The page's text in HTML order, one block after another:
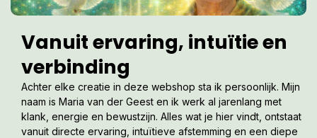
Vanuit ervaring, intuïtie en
verbinding
Achter elke creatie in deze webshop sta ik persoonlijk. Mijn
naam is Maria van der Geest en ik werk al jarenlang met
klank, energie en bewustzijn. Alles wat je hier vindt, ontstaat
vanuit directe ervaring, intuïtieve afstemming en een diepe